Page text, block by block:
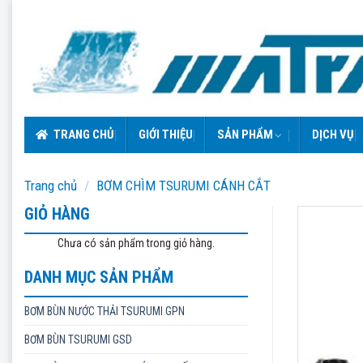
TRANG CHỦ GIỚI THIỆU SẢN PHẨM DỊCH VỤ
Trang chủ / BƠM CHÌM TSURUMI CÁNH CẮT
GIỎ HÀNG
Chưa có sản phẩm trong giỏ hàng.
DANH MỤC SẢN PHẨM
BƠM BÙN NƯỚC THẢI TSURUMI GPN
BƠM BÙN TSURUMI GSD